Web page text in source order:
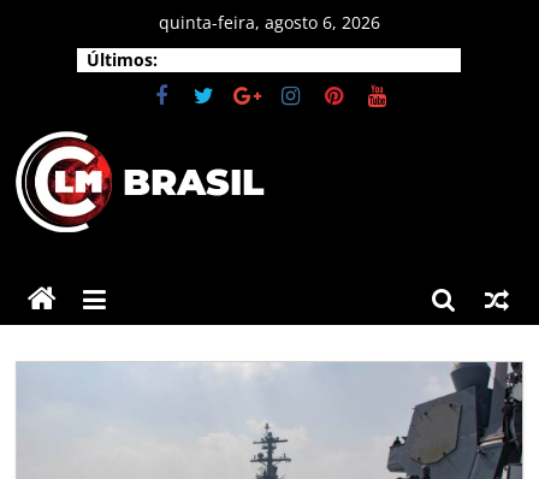
quinta-feira, agosto 6, 2026
Últimos:
CLM
Brasil
As
principais